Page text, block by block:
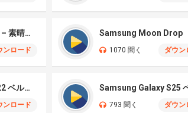
Samsung S25 Ultra – 素晴らしいクラシックベル
ンロード
Samsung Moon Drop
1070 聞く ダウン
Samsung Galaxy S22 ベルフォン
ンロード 793 聞く ダウン